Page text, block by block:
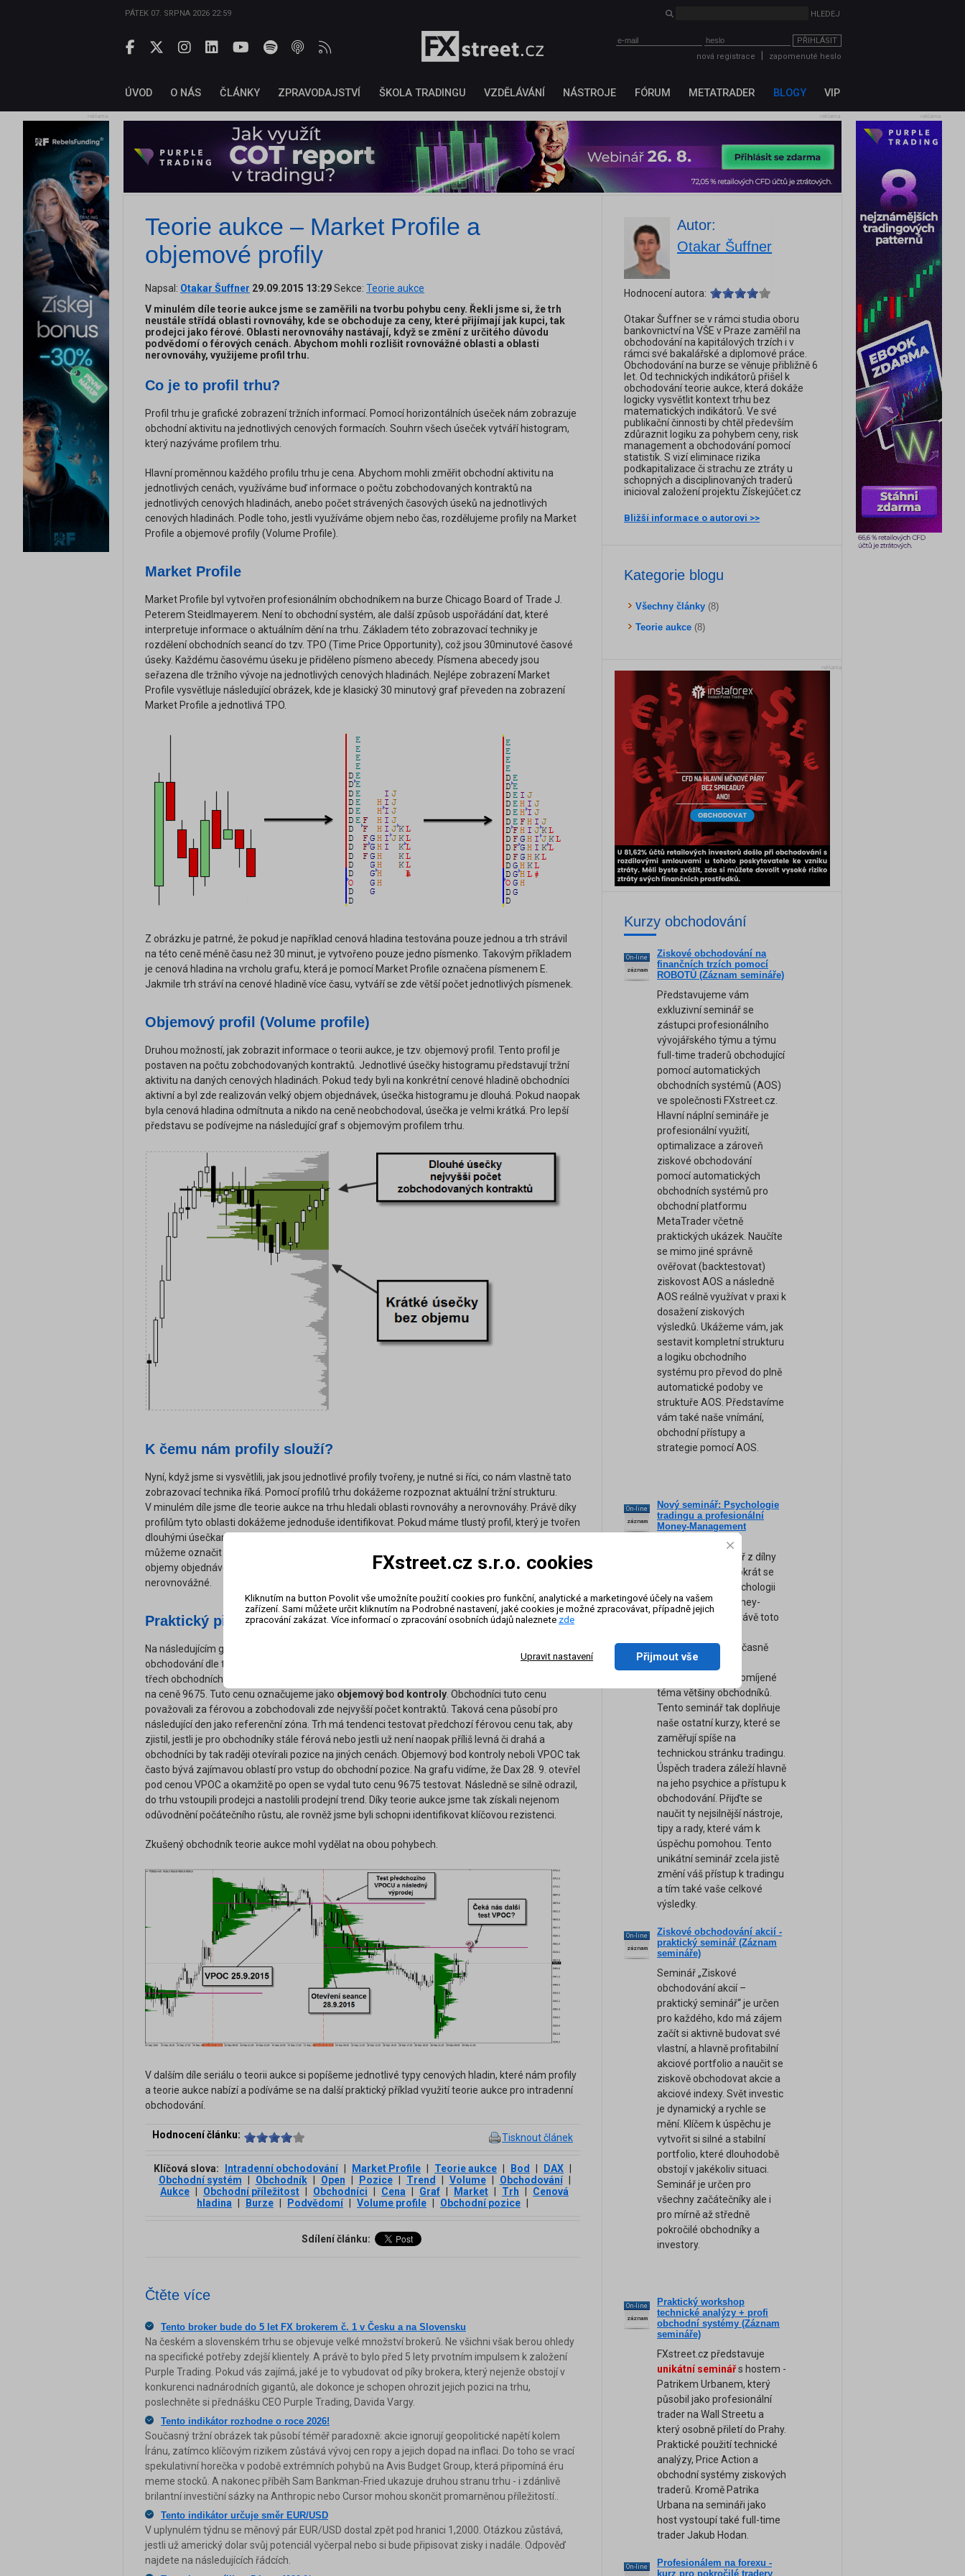
PÁTEK 07. SRPNA 2026 22:59
PŘIHLÁSIT
nová registrace
zapomenuté heslo
ÚVOD O NÁS ČLÁNKY ZPRAVODAJSTVÍ ŠKOLA TRADINGU VZDĚLÁVÁNÍ NÁSTROJE FÓRUM METATRADER BLOGY VIP
reklama reklama
reklama
Teorie aukce – Market Profile a
objemové profily
Napsal: Otakar Šuffner 29.09.2015 13:29Sekce: Teorie aukce
V minulém díle teorie aukce jsme se zaměřili na tvorbu pohybu ceny. Řekli jsme si, že trh
neustále střídá oblasti rovnováhy, kde se obchoduje za ceny, které přijímají jak kupci, tak
prodejci jako férové. Oblasti nerovnováhy nastávají, když se změní z určitého důvodu
podvědomí o férových cenách. Abychom mohli rozlišit rovnovážné oblasti a oblasti
nerovnováhy, využijeme profil trhu.
Co je to profil trhu?
Profil trhu je grafické zobrazení tržních informací. Pomocí horizontálních úseček nám zobrazuje
obchodní aktivitu na jednotlivých cenových formacích. Souhrn všech úseček vytváří histogram,
který nazýváme profilem trhu.
Hlavní proměnnou každého profilu trhu je cena. Abychom mohli změřit obchodní aktivitu na
jednotlivých cenách, využíváme buď informace o počtu zobchodovaných kontraktů na
jednotlivých cenových hladinách, anebo počet strávených časových úseků na jednotlivých
cenových hladinách. Podle toho, jestli využíváme objem nebo čas, rozdělujeme profily na Market
Profile a objemové profily (Volume Profile).
Market Profile
Market Profile byl vytvořen profesionálním obchodníkem na burze Chicago Board of Trade J.
Peterem Steidlmayerem. Není to obchodní systém, ale další způsob uspořádání dat, které
interpretuje informace o aktuálním dění na trhu. Základem této zobrazovací techniky je
rozdělení obchodních seancí do tzv. TPO (Time Price Opportunity), což jsou 30minutové časové
úseky. Každému časovému úseku je přiděleno písmeno abecedy. Písmena abecedy jsou
seřazena dle tržního vývoje na jednotlivých cenových hladinách. Nejlépe zobrazení Market
Profile vysvětluje následující obrázek, kde je klasický 30 minutový graf převeden na zobrazení
Market Profile a jednotlivá TPO.
Z obrázku je patrné, že pokud je například cenová hladina testována pouze jednou a trh strávil
na této ceně méně času než 30 minut, je vytvořeno pouze jedno písmenko. Takovým příkladem
je cenová hladina na vrcholu grafu, která je pomocí Market Profile označena písmenem E.
Jakmile trh stráví na cenové hladině více času, vytváří se zde větší počet jednotlivých písmenek.
Objemový profil (Volume profile)
Druhou možností, jak zobrazit informace o teorii aukce, je tzv. objemový profil. Tento profil je
postaven na počtu zobchodovaných kontraktů. Jednotlivé úsečky histogramu představují tržní
aktivitu na daných cenových hladinách. Pokud tedy byli na konkrétní cenové hladině obchodníci
aktivní a byl zde realizován velký objem objednávek, úsečka histogramu je dlouhá. Pokud naopak
byla cenová hladina odmítnuta a nikdo na ceně neobchodoval, úsečka je velmi krátká. Pro lepší
představu se podívejme na následující graf s objemovým profilem trhu.
K čemu nám profily slouží?
Nyní, když jsme si vysvětlili, jak jsou jednotlivé profily tvořeny, je nutné si říci, co nám vlastně tato
zobrazovací technika říká. Pomocí profilů trhu dokážeme rozpoznat aktuální tržní strukturu.
V minulém díle jsme dle teorie aukce na trhu hledali oblasti rovnováhy a nerovnováhy. Právě díky
profilům tyto oblasti dokážeme jednoduše identifikovat. Pokud máme tlustý profil, který je tvořen
dlouhými úsečkami nebo velkým množstvím TPO, nazýváme trh vyvážený a právě tuto oblast
můžeme označit za rovnováhu. Naopak pokud jsou na jednotlivých cenových hladinách nízké
objemy objednávek a nízký počet TPO, můžeme takové cenové hladiny označit za
nerovnovážné.
Praktický příklad využití profilů pro obchodní příležitost
Na následujícím grafu Daxu si ukážeme praktický příklad, jak využít informace z profilů pro
obchodování dle teorie aukce. Zelené histogramy nám zobrazují objemové profily posledních
třech obchodních seancí. Pokud se zaměříme na profil 25. 9., vidíme nejdelší úsečku histogramu
na ceně 9675. Tuto cenu označujeme jako objemový bod kontroly . Obchodníci tuto cenu
považovali za férovou a zobchodovali zde nejvyšší počet kontraktů. Taková cena působí pro
následující den jako referenční zóna. Trh má tendenci testovat předchozí férovou cenu tak, aby
zjistil, jestli je pro obchodníky stále férová nebo jestli už není naopak příliš levná či drahá a
obchodníci by tak raději otevírali pozice na jiných cenách. Objemový bod kontroly neboli VPOC tak
často bývá zajímavou oblastí pro vstup do obchodní pozice. Na grafu vidíme, že Dax 28. 9. otevřel
pod cenou VPOC a okamžitě po open se vydal tuto cenu 9675 testovat. Následně se silně odrazil,
do trhu vstoupili prodejci a nastolili prodejní trend. Díky teorie aukce jsme tak získali nejenom
odůvodnění počátečního růstu, ale rovněž jsme byli schopni identifikovat klíčovou rezistenci.
Zkušený obchodník teorie aukce mohl vydělat na obou pohybech.
V dalším díle seriálu o teorii aukce si popíšeme jednotlivé typy cenových hladin, které nám profily
a teorie aukce nabízí a podíváme se na další praktický příklad využití teorie aukce pro intradenní
obchodování.
Hodnocení článku: Tisknout článek
Klíčová slova: Intradenní obchodování Market Profile Teorie aukce Bod DAX
Obchodní systém
Obchodník Open Pozice Trend Volume Obchodování
Aukce
Obchodní příležitost Obchodníci Cena Graf Market Trh
Cenová
hladina
Burze Podvědomí Volume profile Obchodní pozice
Sdílení článku:
Čtěte více
Tento broker bude do 5 let FX brokerem č. 1 v Česku a na Slovensku
Na českém a slovenském trhu se objevuje velké množství brokerů. Ne všichni však berou ohledy
na specifické potřeby zdejší klientely. A právě to bylo před 5 lety prvotním impulsem k založení
Purple Trading. Pokud vás zajímá, jaké je to vybudovat od píky brokera, který nejenže obstojí v
konkurenci nadnárodních gigantů, ale dokonce je schopen ohrozit jejich pozici na trhu,
poslechněte si přednášku CEO Purple Trading, Davida Vargy.
Tento indikátor rozhodne o roce 2026!
Současný tržní obrázek tak působí téměř paradoxně: akcie ignorují geopolitické napětí kolem
Íránu, zatímco klíčovým rizikem zůstává vývoj cen ropy a jejich dopad na inflaci. Do toho se vrací
spekulativní horečka v podobě extrémních pohybů na Avis Budget Group, která připomíná éru
meme stocků. A nakonec příběh Sam Bankman-Fried ukazuje druhou stranu trhu - i zdánlivě
brilantní investiční sázky na Anthropic nebo Cursor mohou skončit promarněnou příležitostí..
Tento indikátor určuje směr EUR/USD
V uplynulém týdnu se měnový pár EUR/USD dostal zpět pod hranici 1,2000. Otázkou zůstává,
jestli už americký dolar svůj potenciál vyčerpal nebo si bude připisovat zisky i nadále. Odpověď
najdete na následujících řádcích.
Autor:
Otakar Šuffner
Hodnocení autora:
Otakar Šuffner se v rámci studia oboru
bankovnictví na VŠE v Praze zaměřil na
obchodování na kapitálových trzích i v
rámci své bakalářské a diplomové práce.
Obchodování na burze se věnuje přibližně 6
let. Od technických indikátorů přišel k
obchodování teorie aukce, která dokáže
logicky vysvětlit kontext trhu bez
matematických indikátorů. Ve své
publikační činnosti by chtěl především
zdůraznit logiku za pohybem ceny, risk
management a obchodování pomocí
statistik. S vizí eliminace rizika
podkapitalizace či strachu ze ztráty u
schopných a disciplinovaných traderů
inicioval založení projektu Získejúčet.cz
Bližší informace o autorovi >>
Kategorie blogu
Všechny články (8)
Teorie aukce (8)
reklama
Kurzy obchodování
On-line
záznam
Ziskové obchodování na
finančních trzích pomocí
ROBOTŮ (Záznam semináře)
Představujeme vám
exkluzivní seminář se
zástupci profesionálního
vývojářského týmu a týmu
full-time traderů obchodující
pomocí automatických
obchodních systémů (AOS)
ve společnosti FXstreet.cz.
Hlavní náplní semináře je
profesionální využití,
optimalizace a zároveň
ziskové obchodování
pomocí automatických
obchodních systémů pro
obchodní platformu
MetaTrader včetně
praktických ukázek. Naučíte
se mimo jiné správně
ověřovat (backtestovat)
ziskovost AOS a následně
AOS reálně využívat v praxi k
dosažení ziskových
výsledků. Ukážeme vám, jak
sestavit kompletní strukturu
a logiku obchodního
systému pro převod do plně
automatické podoby ve
struktuře AOS. Představíme
vám také naše vnímání,
obchodní přístupy a
strategie pomocí AOS.
On-line
záznam
Nový seminář: Psychologie
tradingu a profesionální
Money-Management
(Záznam semináře)
Zcela nový seminář z dílny
FXstreet.cz a tentokrát se
zaměřením na psychologii
obchodování a money-
management. A právě toto
nejdůležitější a současně
bohužel nejvíce
podceňované a opomíjené
téma většiny obchodníků.
Tento seminář tak doplňuje
naše ostatní kurzy, které se
zaměřují spíše na
technickou stránku tradingu.
Úspěch tradera záleží hlavně
na jeho psychice a přístupu k
obchodování. Přijďte se
naučit ty nejsilnější nástroje,
tipy a rady, které vám k
úspěchu pomohou. Tento
unikátní seminář zcela jistě
změní váš přístup k tradingu
a tím také vaše celkové
výsledky.
On-line
záznam
Ziskové obchodování akcií -
praktický seminář (Záznam
semináře)
Seminář „Ziskové
obchodování akcií –
praktický seminář“ je určen
pro každého, kdo má zájem
začít si aktivně budovat své
vlastní, a hlavně profitabilní
akciové portfolio a naučit se
ziskově obchodovat akcie a
akciové indexy. Svět investic
je dynamický a rychle se
mění. Klíčem k úspěchu je
vytvořit si silné a stabilní
portfolio, které dlouhodobě
obstojí v jakékoliv situaci.
Seminář je určen pro
všechny začátečníky ale i
pro mírně až středně
pokročilé obchodníky a
investory.
On-line
záznam
Praktický workshop
technické analýzy + profi
obchodní systémy (Záznam
semináře)
FXstreet.cz představuje
unikátní seminářs hostem -
Patrikem Urbanem, který
působil jako profesionální
trader na Wall Streetu a
který osobně přiletí do Prahy.
Praktické použití technické
analýzy, Price Action a
obchodní systémy ziskových
traderů. Kromě Patrika
Urbana na semináři jako
host vystoupí také full-time
trader Jakub Hodan.
On-line
Profesionálem na forexu -
kurz pro pokročilé tradery
FXstreet.cz s.r.o. cookies
Kliknutím na button Povolit vše umožníte použití cookies pro funkční, analytické a marketingové účely na vašem
zařízení. Sami můžete určit kliknutím na Podrobné nastavení, jaké cookies je možné zpracovávat, případně jejich
zpracování zakázat. Více informací o zpracování osobních údajů naleznete zde
Upravit nastavení Přijmout vše